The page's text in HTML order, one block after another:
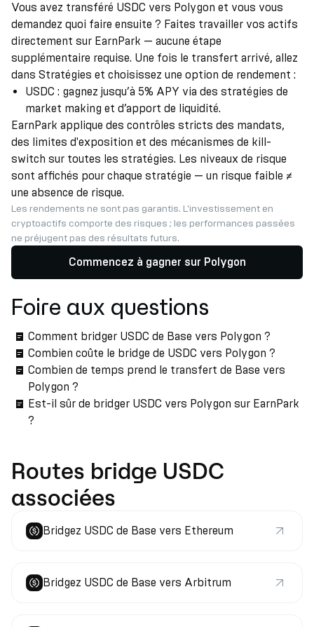
Vous avez transféré USDC vers Polygon et vous vous
demandez quoi faire ensuite ? Faites travailler vos actifs
directement sur EarnPark — aucune étape
supplémentaire requise. Une fois le transfert arrivé, allez
dans Stratégies et choisissez une option de rendement :
USDC : gagnez jusqu’à 5% APY via des stratégies de
market making et d’apport de liquidité.
EarnPark applique des contrôles stricts des mandats,
des limites d'exposition et des mécanismes de kill-
switch sur toutes les stratégies. Les niveaux de risque
sont affichés pour chaque stratégie — un risque faible ≠
une absence de risque.
Les rendements ne sont pas garantis. L'investissement en
cryptoactifs comporte des risques ; les performances passées
ne préjugent pas des résultats futurs.
Commencez à gagner sur Polygon
Foire aux questions
Comment bridger USDC de Base vers Polygon ?
Combien coûte le bridge de USDC vers Polygon ?
Combien de temps prend le transfert de Base vers
Polygon ?
Est-il sûr de bridger USDC vers Polygon sur EarnPark
?
Routes bridge USDC
associées
Bridgez USDC de Base vers Ethereum
Bridgez USDC de Base vers Arbitrum